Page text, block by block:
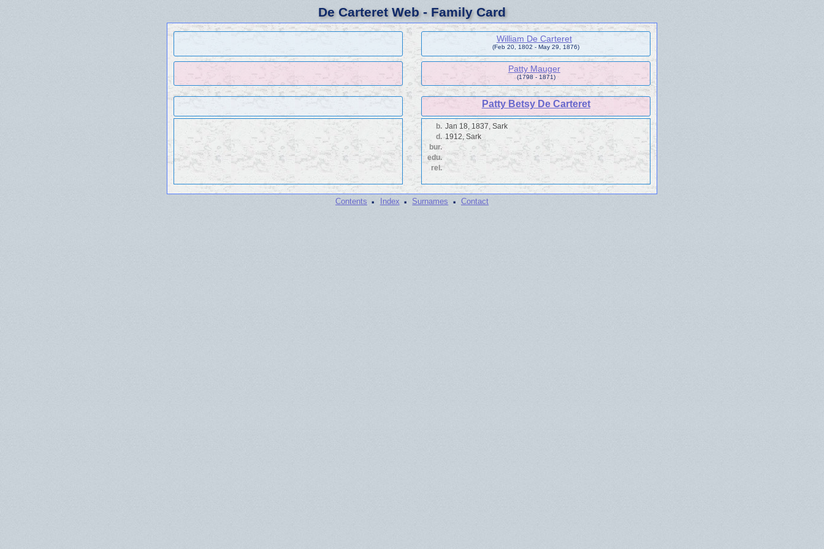
De Carteret Web - Family Card
William De Carteret
(Feb 20, 1802 - May 29, 1876)
Patty Mauger
(1798 - 1871)
Patty Betsy De Carteret
b. Jan 18, 1837, Sark
d. 1912, Sark
bur.
edu.
rel.
Contents · Index · Surnames · Contact